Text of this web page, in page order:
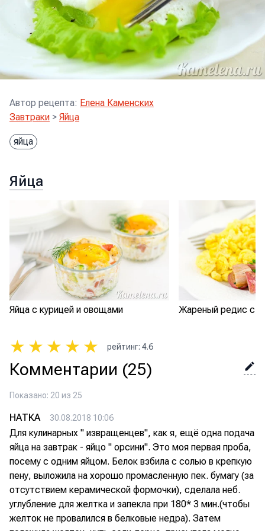
Автор рецепта: Елена Каменских
Завтраки > Яйца
яйца
Яйца
Яйца с курицей и овощами Жареный редис с
★ ★ ★ ★ ★ рейтинг: 4.6
Комментарии (25)
Показано: 20 из 25
НАТКА 30.08.2018 10:06
Для кулинарных " извращенцев", как я, ещё одна подача
яйца на завтрак - яйцо " орсини". Это моя первая проба,
посему с одним яйцом. Белок взбила с солью в крепкую
пену, выложила на хорошо промасленную пек. бумагу (за
отсутствием керамической формочки), сделала неб.
углубление для желтка и запекла при 180* 3 мин.(чтобы
желток не провалился в белковые недра). Затем